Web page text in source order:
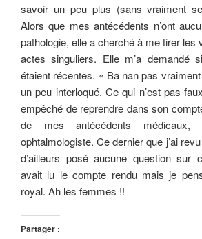
savoir un peu plus (sans vraiment
Alors que mes antécédents n’ont
pathologie, elle a cherché à me tirer les
actes singuliers. Elle m’a demandé
étaient récentes. « Ba nan pas
un peu interloqué. Ce qui n’est pas
empêché de reprendre dans son
de mes antécédents
ophtalmologiste. Ce dernier que j’ai
d’ailleurs posé aucune question sur
avait lu le compte rendu mais je
royal. Ah les femmes !!
Partager :